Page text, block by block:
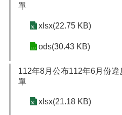
單
xlsx(22.75 KB)
ods(30.43 KB)
112年8月公布112年6月份
單
xlsx(21.18 KB)